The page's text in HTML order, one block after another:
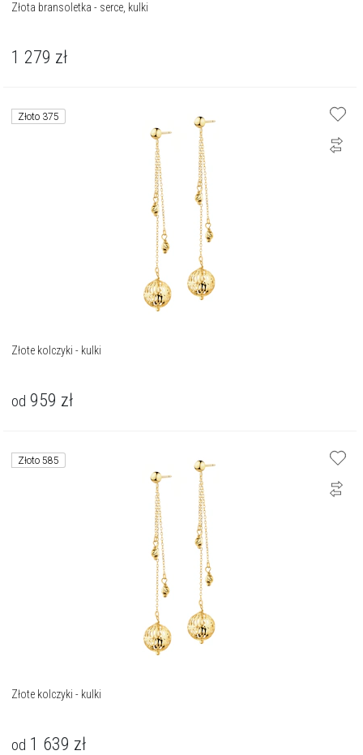
Złota bransoletka - serce, kulki
1 279 zł
Złoto 375
Złote kolczyki - kulki
od 959 zł
Złoto 585
Złote kolczyki - kulki
od 1 639 zł